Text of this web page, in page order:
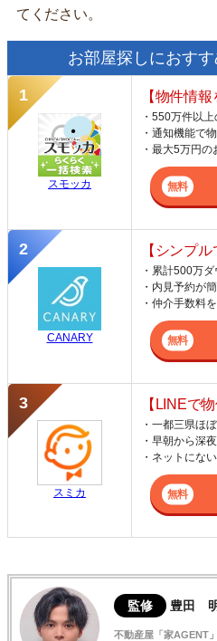
てください。
お部屋探しにおす
スモッカ
【物件情報
・550万件以
・通知機能で
・最大5万円
CANARY
【シンプ
・累計500万
・内見予約が
・仲介手数料
スミカ
【LINEで
・一都三県ほ
・早朝から深
・ネットにな
監修 豊田
不動産屋「家AGENT